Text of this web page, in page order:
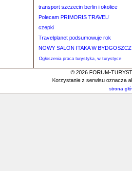
transport szczecin berlin i okolice
Polecam PRIMORIS TRAVEL!
czepki
Travelplanet podsumowuje rok
NOWY SALON ITAKA W
Ogłoszenia praca turystyka, w turystyce
© 2026 FORUM-
Korzystanie z serwisu oznacza
strona